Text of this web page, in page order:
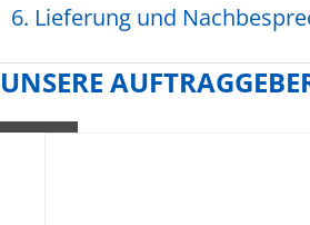
6. Lieferung und
UNSERE